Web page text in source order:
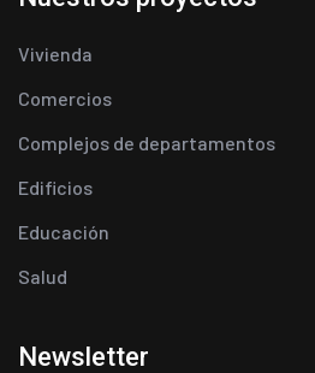
Vivienda
Comercios
Complejos de departamentos
Edificios
Educación
Salud
Newsletter